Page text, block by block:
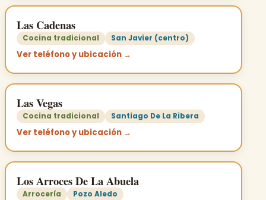
Las Cadenas
Cocina tradicional San Javier (centro)
Ver teléfono y ubicación →
Las Vegas
Cocina tradicional Santiago De La Ribera
Ver teléfono y ubicación →
Los Arroces De La Abuela
Arrocería Pozo Aledo